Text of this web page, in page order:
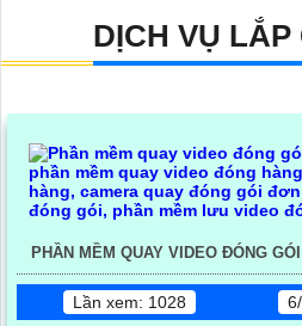
DỊCH VỤ LẮP
PHẦN MỀM QUAY VIDEO ĐÓNG
Lần xem: 1028